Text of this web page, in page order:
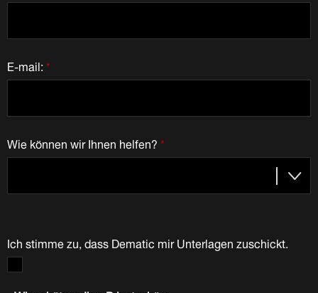
*
E-mail:
*
Wie können wir Ihnen helfen?
Ich stimme zu, dass Dematic mir Unterlagen zuschickt.